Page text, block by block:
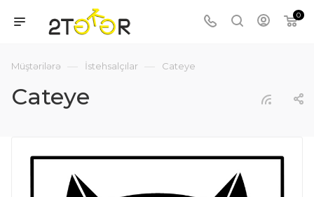
0
Müştərilərə — İstehsalçılar — Cateye
Cateye